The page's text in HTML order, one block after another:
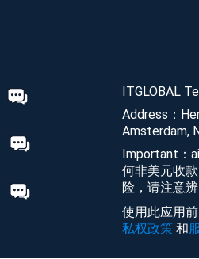
ITGLOBAL
Address：
Amsterdam,
Important：
何非美元收
险，请注意
使用此应用
私权政策 和